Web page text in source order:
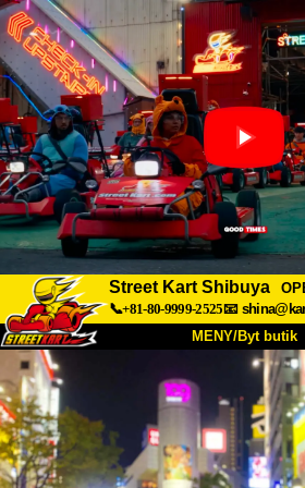
Street Kart Shibuya
📞+81-80-9999-2525📧
MENY/Byt butik
HEM
Om oss Specifikationer
Hitta hit Röster